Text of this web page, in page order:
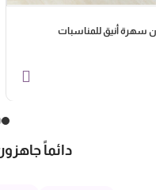
سهرة أنيق للمناسبات
دائماً